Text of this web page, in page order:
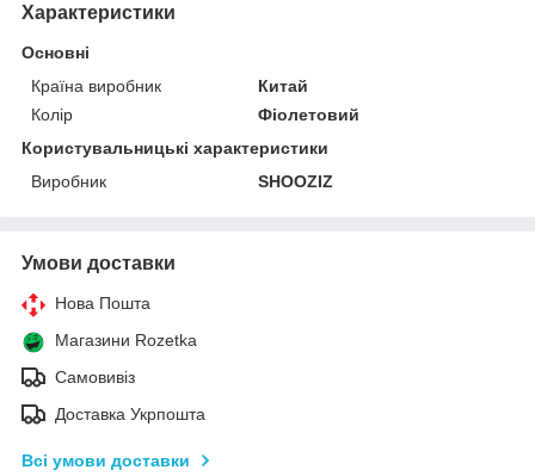
Характеристики
Основні
Країна виробник
Китай
Колір
Фіолетовий
Користувальницькі характеристики
Виробник
SHOOZIZ
Умови доставки
Нова Пошта
Магазини Rozetka
Самовивіз
Доставка Укрпошта
Всі умови доставки